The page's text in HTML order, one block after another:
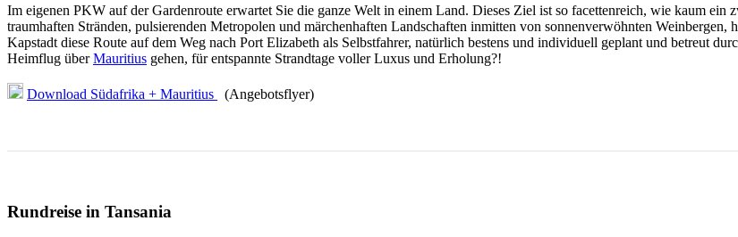
Im eigenen PKW auf der Gardenroute erwartet Sie die ganze Welt in einem Land. Dieses Ziel ist so facettenreich, wie kaum ein
traumhaften Stränden, pulsierenden Metropolen und märchenhaften Landschaften inmitten von sonnenverwöhnten
Kapstadt diese Route auf dem Weg nach Port Elizabeth als Selbstfahrer, natürlich bestens und individuell geplant und betreut
Heimflug überMauritius gehen, für entspannte Strandtage voller Luxus und Erholung?!
Download Südafrika + Mauritius (Angebotsflyer)
Rundreise in Tansania